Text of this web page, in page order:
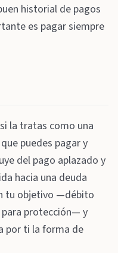
historial de pagos
es pagar siempre
la tratas como una
puedes pagar y
del pago aplazado y
hacia una deuda
tu objetivo —débito
protección— y
por ti la forma de